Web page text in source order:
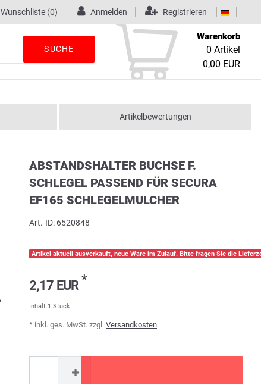
Wunschliste (0) Anmelden Registrieren
SUCHE
Warenkorb
0 Artikel
0,00 EUR
Artikelbewertungen
ABSTANDSHALTER BUCHSE F.
SCHLEGEL PASSEND FÜR SECURA
EF165 SCHLEGELMULCHER
Art.-ID: 6520848
Artikel aktuell ausverkauft, neue Ware im Zulauf. Bitte fragen Sie die
2,17 EUR *
Inhalt 1 Stück
* inkl. ges. MwSt. zzgl. Versandkosten